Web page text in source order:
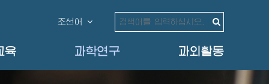
조선어
육 과학연구 과외활동